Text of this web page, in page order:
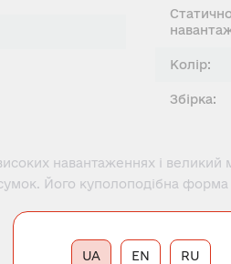
Колір:
Збірка:
навантаженнях і великий
Його куполоподібна
RU
UA EN